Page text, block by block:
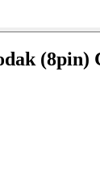
(8pin)